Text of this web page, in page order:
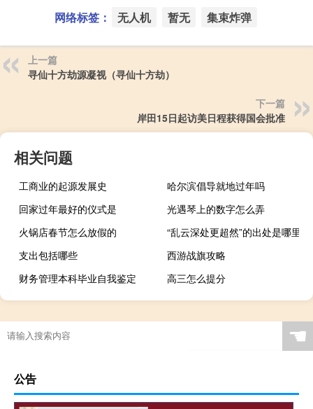
网络标签： 无人机 暂无 集束炸弹
上一篇
寻仙十方劫源凝视（寻仙十方劫）
下一篇
岸田15日起访美日程获得国会批准
相关问题
工商业的起源发展史
哈尔滨倡导就地过年吗
回家过年最好的仪式是
光遇琴上的数字怎么弄
火锅店春节怎么放假的
“乱云深处更超然”的出处是哪里
支出包括哪些
西游战旗攻略
财务管理本科毕业自我鉴定
高三怎么提分
带货直播女孩子多大年龄
☚
公告